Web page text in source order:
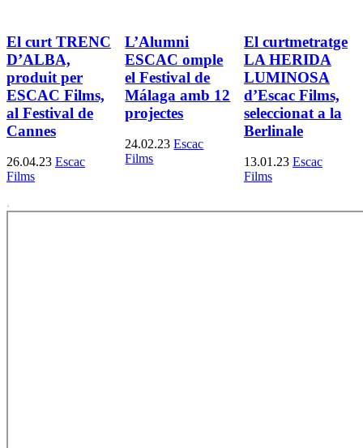
El curt TRENC
D’ALBA,
produit per
ESCAC Films,
al Festival de
Cannes
26.04.23 Escac
Films
L’Alumni
ESCAC omple
el Festival de
Málaga amb 12
projectes
24.02.23 Escac
Films
El curtmetratge
LA HERIDA
LUMINOSA
d’Escac Films,
seleccionat a la
Berlinale
13.01.23 Escac
Films